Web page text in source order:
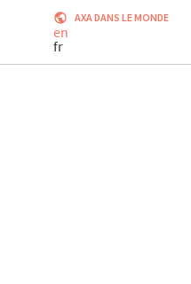
AXA DANS LE MONDE
en
fr